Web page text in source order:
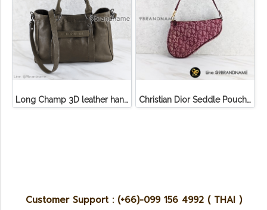
Long Champ 3D leather handbag Christian Dior Seddle Pouch Accessory Hand Bag
Customer Support : (+66)-099 156 4992 ( THAI )